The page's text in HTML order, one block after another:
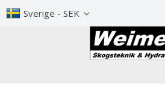
Sverige - SEK